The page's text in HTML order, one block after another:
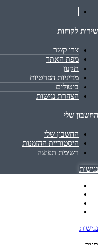
שירות לקוחות
צרו קשר
מפת האתר
תקנון
מדיניות הפרטיות
ביטולים
הצהרת נגישות
החשבון שלי
החשבון שלי
היסטוריית ההזמנות
רשימת תפוצה
נגישות
נגישות